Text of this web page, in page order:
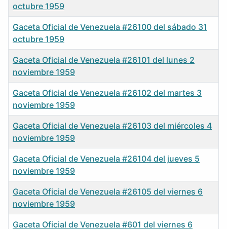
octubre 1959
Gaceta Oficial de Venezuela #26100 del sábado 31
octubre 1959
Gaceta Oficial de Venezuela #26101 del lunes 2
noviembre 1959
Gaceta Oficial de Venezuela #26102 del martes 3
noviembre 1959
Gaceta Oficial de Venezuela #26103 del miércoles 4
noviembre 1959
Gaceta Oficial de Venezuela #26104 del jueves 5
noviembre 1959
Gaceta Oficial de Venezuela #26105 del viernes 6
noviembre 1959
Gaceta Oficial de Venezuela #601 del viernes 6